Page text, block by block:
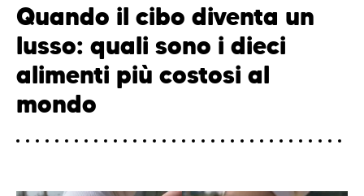
Quando il cibo diventa un
lusso: quali sono i dieci
alimenti più costosi al
mondo